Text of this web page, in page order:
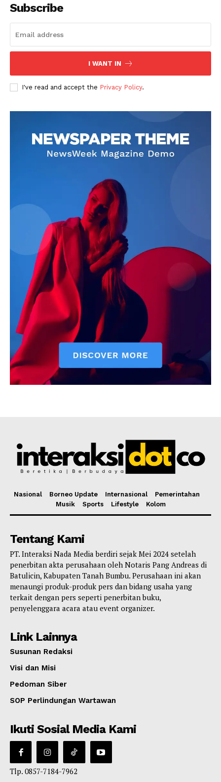
Subscribe
I WANT IN
I've read and accept the Privacy Policy.
Nasional Borneo Update Internasional
Pemerintahan
Musik
Sports Lifestyle Kolom
Tentang Kami
PT. Interaksi Nada Media berdiri sejak Mei 2024 setelah
penerbitan akta perusahaan oleh Notaris Pang Andreas di
Batulicin, Kabupaten Tanah Bumbu. Perusahaan ini akan
menaungi produk-produk pers dan bidang usaha yang
terkait dengan pers seperti penerbitan buku,
penyelenggara acara atau event organizer.
Link Lainnya
Susunan Redaksi
Visi dan Misi
Pedoman Siber
SOP Perlindungan Wartawan
Ikuti Sosial Media Kami
Tlp. 0857-7184-7962